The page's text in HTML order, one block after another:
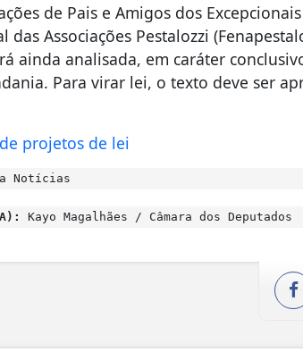
de Pais e Amigos dos
Associações Pestalozzi
ainda analisada, em caráter
Para virar lei, o texto deve ser
projetos de lei
Notícias
Kayo Magalhães / Câmara dos Deputados